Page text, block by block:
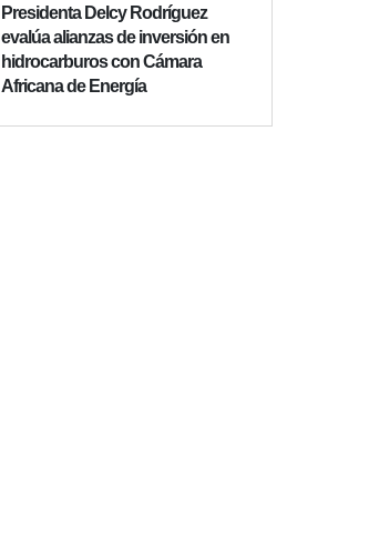
Presidenta Delcy Rodríguez
evalúa alianzas de inversión en
hidrocarburos con Cámara
Africana de Energía